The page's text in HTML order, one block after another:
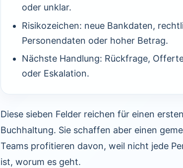
oder unklar.
Risikozeichen: neue Bankdaten,
Personendaten oder hoher Betrag.
Nächste Handlung: Rückfrage,
oder Eskalation.
Diese sieben Felder reichen für einen
Buchhaltung. Sie schaffen aber einen
Teams profitieren davon, weil nicht jede
ist, worum es geht.